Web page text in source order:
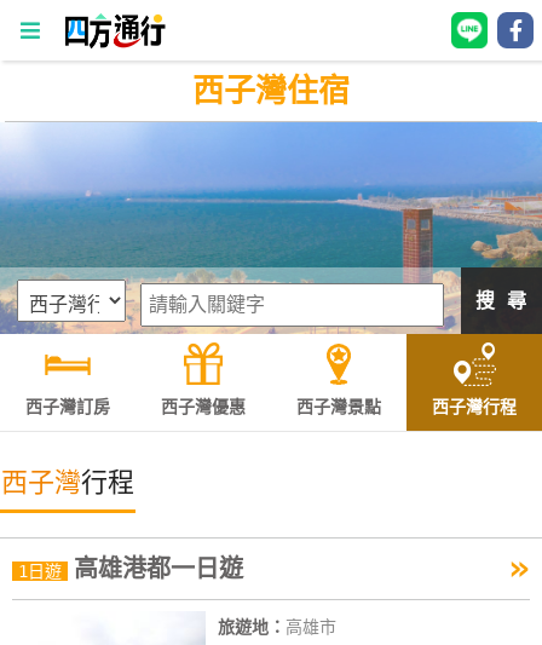
四
行
房
灣
訂
房
直接跟飯店訂房 HOT
特
色
西子灣住宿
搜 尋
西子灣訂房 西子灣優惠 西子灣景點 西子灣行程
西子灣行程
1日遊 高雄港都一日遊 »
旅遊地： 高雄市